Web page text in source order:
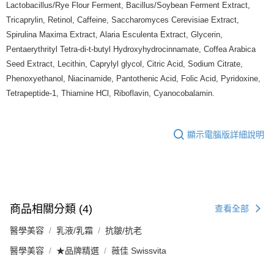
Lactobacillus/Rye Flour Ferment, Bacillus/Soybean Ferment Extract,
Tricaprylin, Retinol, Caffeine, Saccharomyces Cerevisiae Extract,
Spirulina Maxima Extract, Alaria Esculenta Extract, Glycerin,
Pentaerythrityl Tetra-di-t-butyl Hydroxyhydrocinnamate, Coffea Arabica
Seed Extract, Lecithin, Caprylyl glycol, Citric Acid, Sodium Citrate,
Phenoxyethanol, Niacinamide, Pantothenic Acid, Folic Acid, Pyridoxine,
Tetrapeptide-1, Thiamine HCl, Riboflavin, Cyanocobalamin.
顯示電腦版詳細說明
商品相關分類 (4) 查看全部
醫學美容 乳液/乳霜 抗皺/抗老
醫學美容 ★品牌精選 薇佳 Swissvita